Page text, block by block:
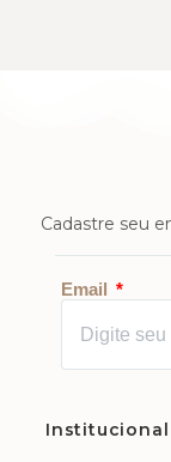
Cadastre seu
Email
Institucional